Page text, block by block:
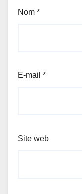
Nom *
E-mail *
Site web